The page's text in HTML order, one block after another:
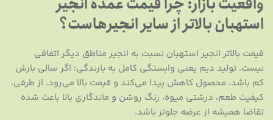
استهبان بالاتر از سایر انجیرهاست؟
قیمت بالاتر انجیر استهبان نسبت به انجیر مناطق دیگر اتفاقی
نیست. تولید دیم یعنی وابستگی کامل به بارندگی؛ اگر سالی بارش
کم باشد، محصول کاهش پیدا می‌کند و قیمت بالا می‌رود. از طرفی،
کیفیت طعم، درشتی میوه، رنگ روشن و ماندگاری بالا باعث شده
تقاضا همیشه از عرضه جلوتر باشد.